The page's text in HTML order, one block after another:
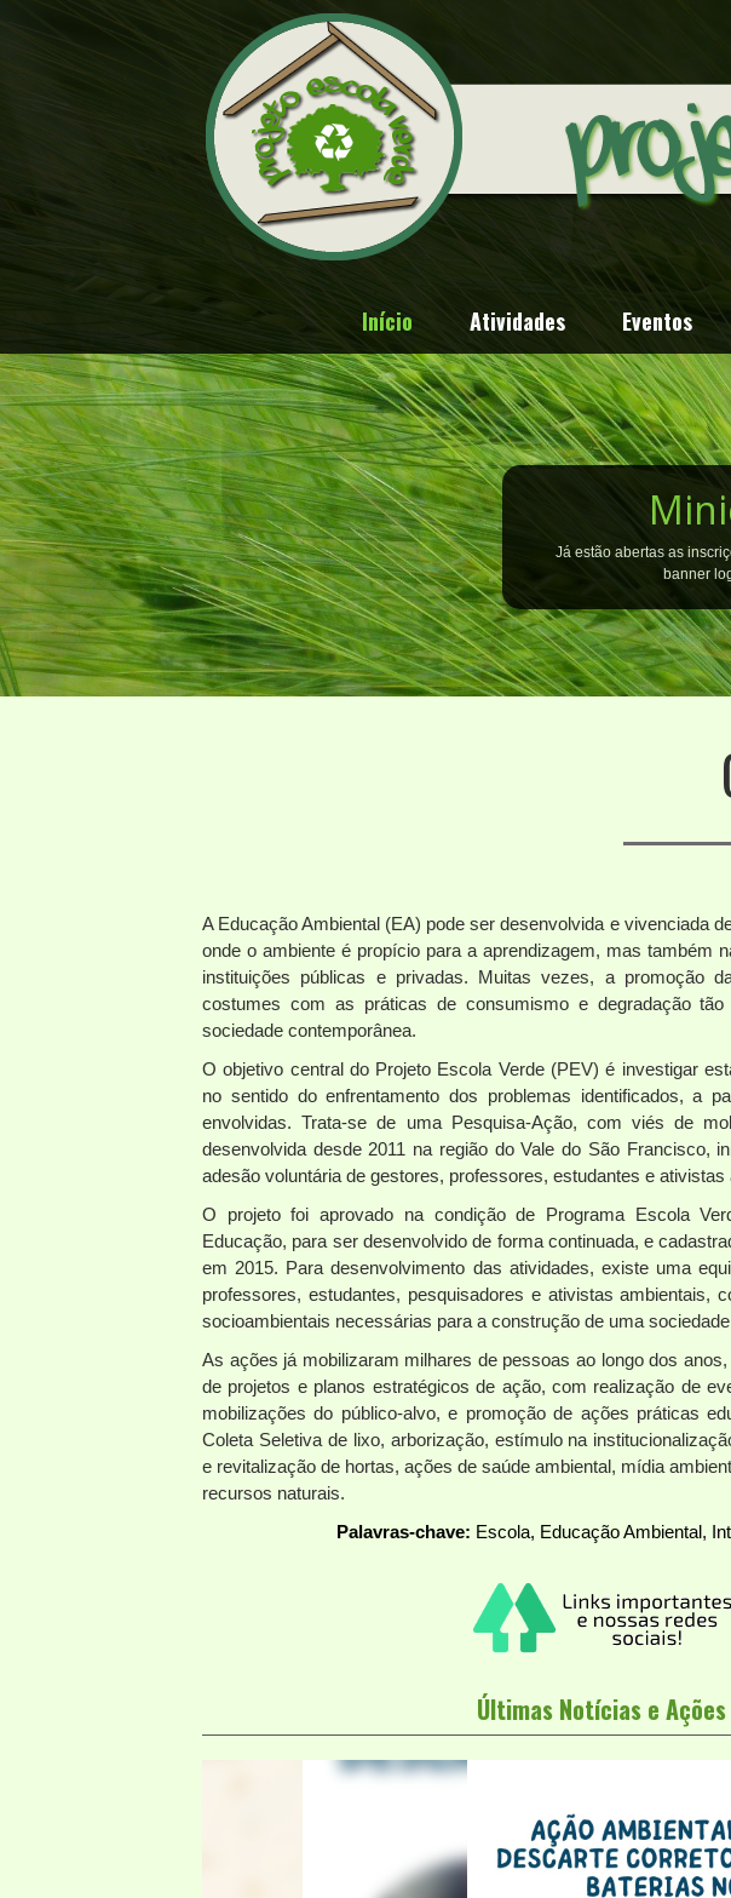
Já estão abertas as
banner
Início Atividades Eventos
A Educação Ambiental (EA) pode ser desenvolvida e vivenciada
onde o ambiente é propício para a aprendizagem, mas também
instituições públicas e privadas. Muitas vezes, a promoção
costumes com as práticas de consumismo e degradação
sociedade contemporânea.
O objetivo central do Projeto Escola Verde (PEV) é investigar
no sentido do enfrentamento dos problemas identificados, a
envolvidas. Trata-se de uma Pesquisa-Ação, com viés de
desenvolvida desde 2011 na região do Vale do São Francisco,
adesão voluntária de gestores, professores, estudantes e ativistas
O projeto foi aprovado na condição de Programa Escola
Educação, para ser desenvolvido de forma continuada, e
em 2015. Para desenvolvimento das atividades, existe uma
professores, estudantes, pesquisadores e ativistas ambientais,
socioambientais necessárias para a construção de uma
As ações já mobilizaram milhares de pessoas ao longo dos
de projetos e planos estratégicos de ação, com realização de
mobilizações do público-alvo, e promoção de ações práticas
Coleta Seletiva de lixo, arborização, estímulo na
e revitalização de hortas, ações de saúde ambiental, mídia
recursos naturais.
Palavras-chave: Escola, Educação Ambiental,
Últimas Notícias e Ações